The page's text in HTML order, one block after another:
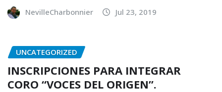
NevilleCharbonnier Jul 23, 2019
UNCATEGORIZED
INSCRIPCIONES PARA INTEGRAR
CORO “VOCES DEL ORIGEN”.